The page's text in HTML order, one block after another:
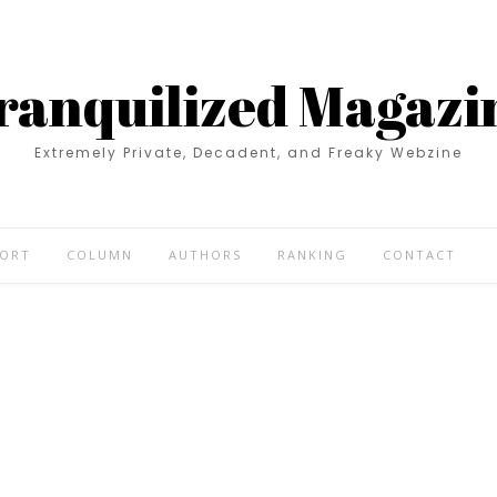
Extremely Private, Decadent, and Freaky Webzine
COLUMN AUTHORS RANKING CONTACT